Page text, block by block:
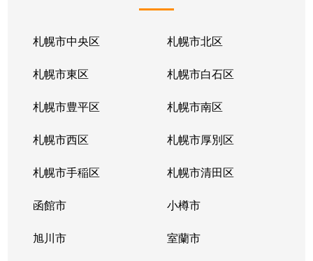
札幌市中央区 札幌市北区
札幌市東区 札幌市白石区
札幌市豊平区 札幌市南区
札幌市西区 札幌市厚別区
札幌市手稲区 札幌市清田区
函館市 小樽市
旭川市 室蘭市